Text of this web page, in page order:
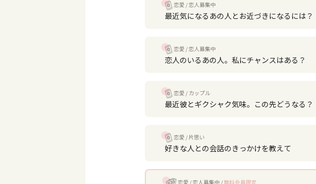
恋愛 恋人募集中
最近気になるあの人とお近づきになるには？
恋愛 恋人募集中
恋人のいるあの人。私にチャンスはある？
恋愛 カップル
最近彼とギクシャク気味。この先どうなる？
恋愛 片思い
好きな人との会話のきっかけを教えて
恋愛 恋人募集中 無料会員限定